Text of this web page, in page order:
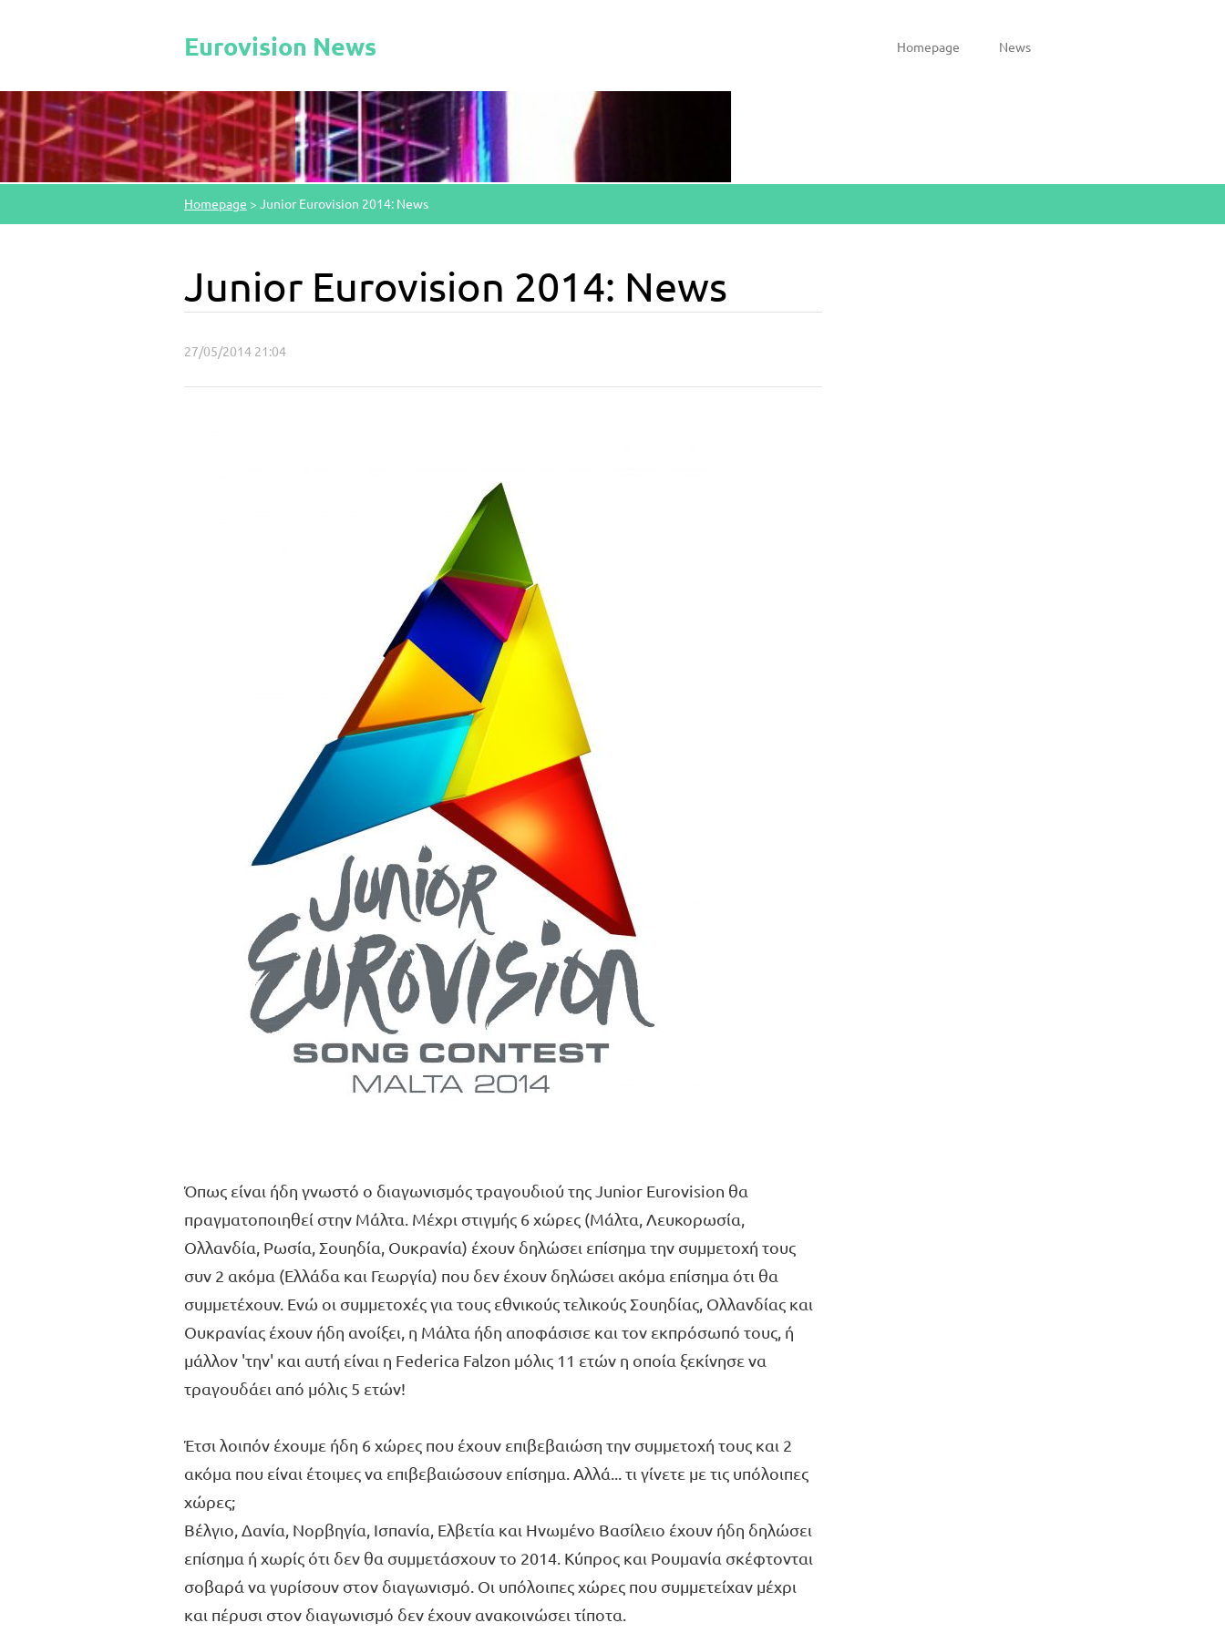
Eurovision News Homepage News
Homepage > Junior Eurovision 2014: News
Junior Eurovision 2014: News
27/05/2014 21:04
Όπως είναι ήδη γνωστό ο διαγωνισμός τραγουδιού της Junior Eurovision θα
πραγματοποιηθεί στην Μάλτα. Μέχρι στιγμής 6 χώρες (Μάλτα, Λευκορωσία,
Ολλανδία, Ρωσία, Σουηδία, Ουκρανία) έχουν δηλώσει επίσημα την συμμετοχή τους
συν 2 ακόμα (Ελλάδα και Γεωργία) που δεν έχουν δηλώσει ακόμα επίσημα ότι θα
συμμετέχουν. Ενώ οι συμμετοχές για τους εθνικούς τελικούς Σουηδίας, Ολλανδίας και
Ουκρανίας έχουν ήδη ανοίξει, η Μάλτα ήδη αποφάσισε και τον εκπρόσωπό τους, ή
μάλλον 'την' και αυτή είναι η Federica Falzon μόλις 11 ετών η οποία ξεκίνησε να
τραγουδάει από μόλις 5 ετών!
Έτσι λοιπόν έχουμε ήδη 6 χώρες που έχουν επιβεβαιώση την συμμετοχή τους και 2
ακόμα που είναι έτοιμες να επιβεβαιώσουν επίσημα. Αλλά... τι γίνετε με τις υπόλοιπες
χώρες;
Βέλγιο, Δανία, Νορβηγία, Ισπανία, Ελβετία και Ηνωμένο Βασίλειο έχουν ήδη δηλώσει
επίσημα ή χωρίς ότι δεν θα συμμετάσχουν το 2014. Κύπρος και Ρουμανία σκέφτονται
σοβαρά να γυρίσουν στον διαγωνισμό. Οι υπόλοιπες χώρες που συμμετείχαν μέχρι
και πέρυσι στον διαγωνισμό δεν έχουν ανακοινώσει τίποτα.